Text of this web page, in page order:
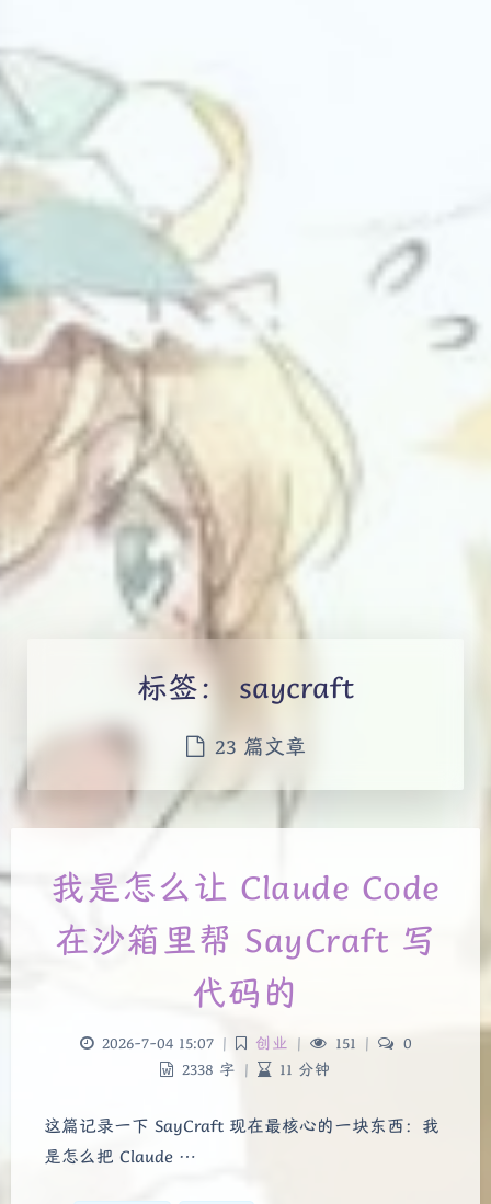
标签： saycraft
23 篇文章
我是怎么让 Claude Code
在沙箱里帮 SayCraft 写
代码的
2026-7-04 15:07 | 创业 | 151 |
0
2338 字 | 11 分钟
这篇记录一下 SayCraft 现在最核心的一块东西：我
是怎么把 Claude …